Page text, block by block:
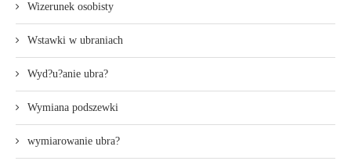
Wizerunek osobisty
Wstawki w ubraniach
Wyd?u?anie ubra?
Wymiana podszewki
wymiarowanie ubra?